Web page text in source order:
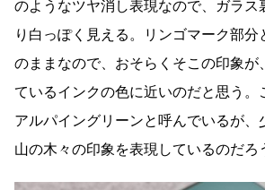
のようなツヤ消し表現なので、ガラス
り白っぽく見える。リンゴマーク部分
のままなので、おそらくそこの印象が
ているインクの色に近いのだと思う。
アルパイングリーンと呼んでいるが、
山の木々の印象を表現しているのだろ